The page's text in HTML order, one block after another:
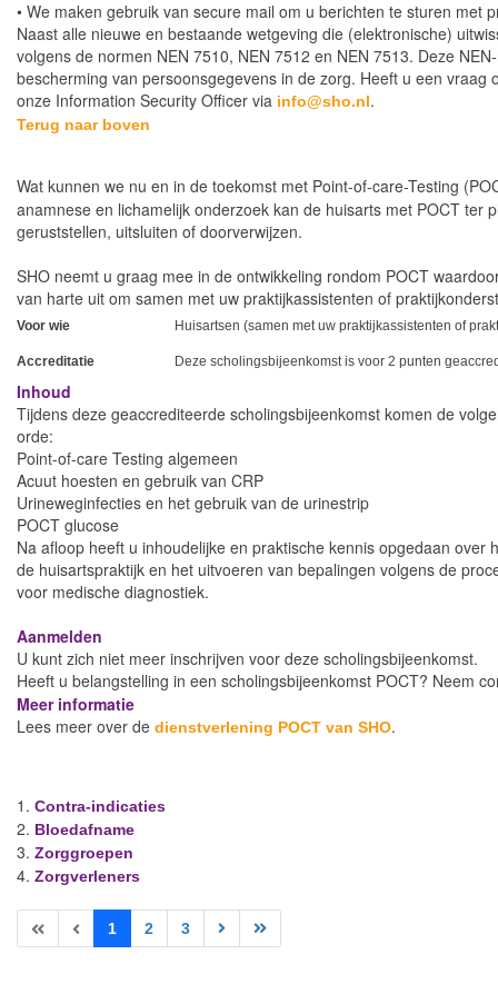
• We maken gebruik van secure mail om u berichten te sturen met
Naast alle nieuwe en bestaande wetgeving die (elektronische)
volgens de normen NEN 7510, NEN 7512 en NEN 7513. Deze
bescherming van persoonsgegevens in de zorg. Heeft u een
onze Information Security Officer via info@sho.nl.
Terug naar boven
Wat kunnen we nu en in de toekomst met Point-of-care-Testing
anamnese en lichamelijk onderzoek kan de huisarts met POCT
geruststellen, uitsluiten of doorverwijzen.
SHO neemt u graag mee in de ontwikkeling rondom POCT
van harte uit om samen met uw praktijkassistenten of
Voor wie Huisartsen (samen met uw praktijkassistenten of
Accreditatie Deze scholingsbijeenkomst is voor 2 punten
Inhoud
Tijdens deze geaccrediteerde scholingsbijeenkomst komen de
orde:
Point-of-care Testing algemeen
Acuut hoesten en gebruik van CRP
Urineweginfecties en het gebruik van de urinestrip
POCT glucose
Na afloop heeft u inhoudelijke en praktische kennis opgedaan over
de huisartspraktijk en het uitvoeren van bepalingen volgens de
voor medische diagnostiek.
Aanmelden
U kunt zich niet meer inschrijven voor deze scholingsbijeenkomst.
Heeft u belangstelling in een scholingsbijeenkomst POCT? Neem
Meer informatie
Lees meer over de dienstverlening POCT van SHO.
Contra-indicaties
Bloedafname
Zorggroepen
Zorgverleners
1 2 3